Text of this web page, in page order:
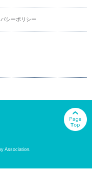
シーポリシー
Association.